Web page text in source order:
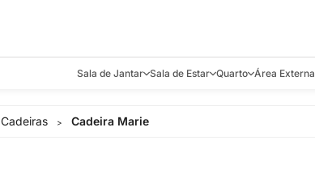
Sala de Jantar Sala de Estar Quarto Área Externa
Cadeiras > Cadeira Marie